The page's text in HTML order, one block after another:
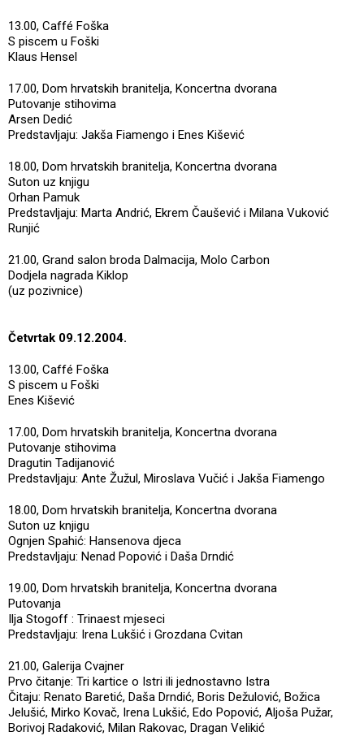
13.00, Caffé Foška
S piscem u Foški
Klaus Hensel
17.00, Dom hrvatskih branitelja, Koncertna dvorana
Putovanje stihovima
Arsen Dedić
Predstavljaju: Jakša Fiamengo i Enes Kišević
18.00, Dom hrvatskih branitelja, Koncertna dvorana
Suton uz knjigu
Orhan Pamuk
Predstavljaju: Marta Andrić, Ekrem Čaušević i Milana Vuković
Runjić
21.00, Grand salon broda Dalmacija, Molo Carbon
Dodjela nagrada Kiklop
(uz pozivnice)
Četvrtak 09.12.2004.
13.00, Caffé Foška
S piscem u Foški
Enes Kišević
17.00, Dom hrvatskih branitelja, Koncertna dvorana
Putovanje stihovima
Dragutin Tadijanović
Predstavljaju: Ante Žužul, Miroslava Vučić i Jakša Fiamengo
18.00, Dom hrvatskih branitelja, Koncertna dvorana
Suton uz knjigu
Ognjen Spahić: Hansenova djeca
Predstavljaju: Nenad Popović i Daša Drndić
19.00, Dom hrvatskih branitelja, Koncertna dvorana
Putovanja
Ilja Stogoff : Trinaest mjeseci
Predstavljaju: Irena Lukšić i Grozdana Cvitan
21.00, Galerija Cvajner
Prvo čitanje: Tri kartice o Istri ili jednostavno Istra
Čitaju: Renato Baretić, Daša Drndić, Boris Dežulović, Božica
Jelušić, Mirko Kovač, Irena Lukšić, Edo Popović, Aljoša Pužar,
Borivoj Radaković, Milan Rakovac, Dragan Velikić